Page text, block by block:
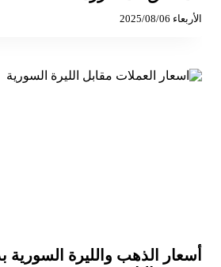
الأربعاء 2025/08/06